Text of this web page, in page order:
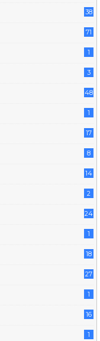
38
71
1
3
48
1
17
8
14
2
24
1
18
27
1
16
1